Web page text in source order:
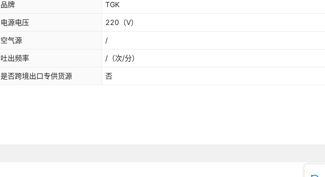
品牌 TGK
电源电压 220 （V）
空气源 /
吐出频率 / （次/分）
是否跨境出口专供货源 否